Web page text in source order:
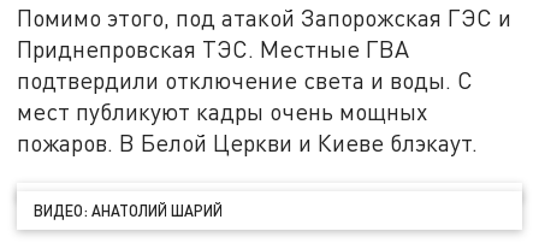
Помимо этого, под атакой Запорожская ГЭС и
Приднепровская ТЭС. Местные ГВА
подтвердили отключение света и воды. С
мест публикуют кадры очень мощных
пожаров. В Белой Церкви и Киеве блэкаут.
ВИДЕО: АНАТОЛИЙ ШАРИЙ